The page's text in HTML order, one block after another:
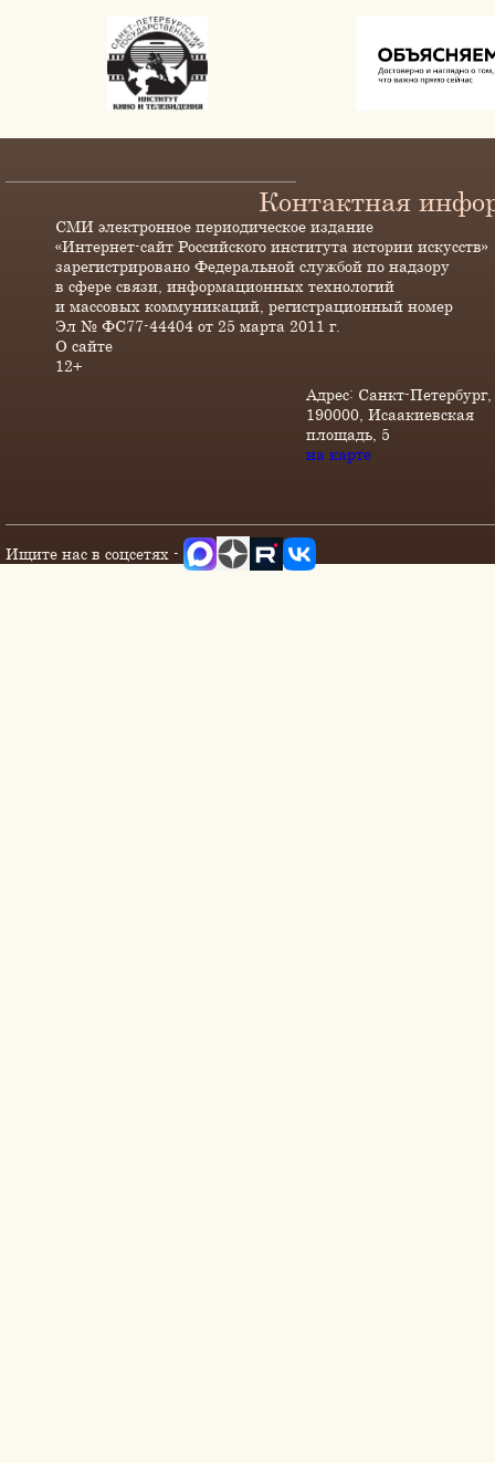
Контактная
СМИ электронное периодическое издание
«Интернет-сайт Российского института истории искусств»
зарегистрировано Федеральной службой по надзору
в сфере связи, информационных технологий
и массовых коммуникаций, регистрационный номер
Эл № ФС77-44404 от 25 марта 2011 г.
О сайте
12+
Адрес: Санкт-Петербург,
190000, Исаакиевская
площадь, 5
на карте
Ищите нас в соцсетях -